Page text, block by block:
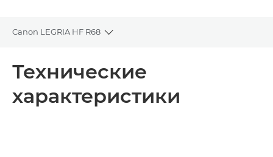
Canon LEGRIA HF R68
Toggle breadcrumbs
Технические характеристики
Технические
характеристики